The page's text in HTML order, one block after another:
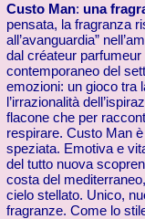
Custo Man: una
pensata, la fragranza
all’avanguardia”
dal créateur
contemporaneo del
emozioni: un gioco tra
l’irrazionalità
flacone che per
respirare. Custo Man
speziata. Emotiva e
del tutto nuova
costa del
cielo stellato. Unico,
fragranze. Come lo